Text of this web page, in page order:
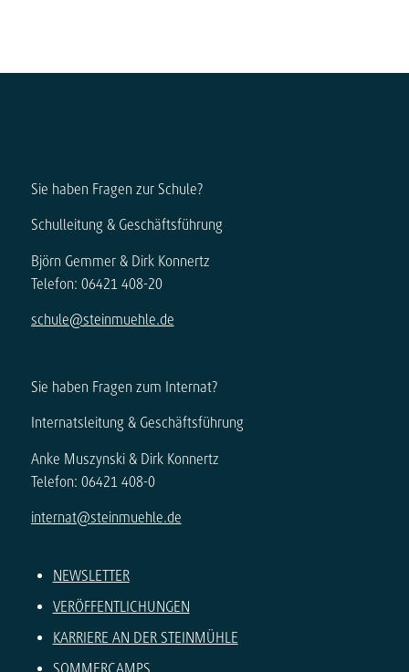
Sie haben Fragen zur Schule?
Schulleitung & Geschäftsführung
Björn Gemmer & Dirk Konnertz
Telefon: 06421 408-20
schule@steinmuehle.de
Sie haben Fragen zum Internat?
Internatsleitung & Geschäftsführung
Anke Muszynski & Dirk Konnertz
Telefon: 06421 408-0
internat@steinmuehle.de
NEWSLETTER
VERÖFFENTLICHUNGEN
KARRIERE AN DER STEINMÜHLE
SOMMERCAMPS